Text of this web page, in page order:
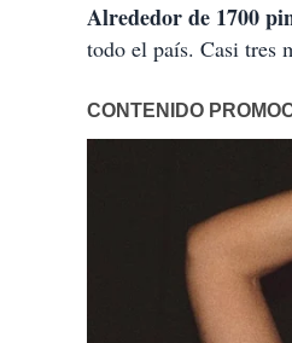
Alrededor de 1700
todo el país. Casi tres